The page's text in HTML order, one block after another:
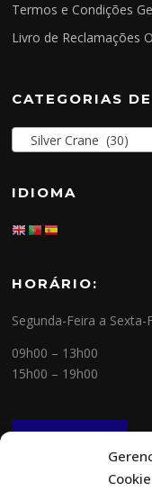
Termos e Condições
Livro de Reclamações
CATEGORIAS
Silver Crane (30)
IDIOMA
HORÁRIO:
Segunda-Feira a Sexta-
09h00 – 13h00
15h00 – 19h00